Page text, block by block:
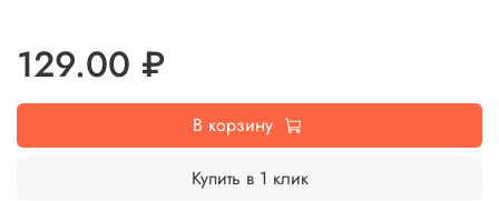
129.00 ₽
В корзину
Купить в 1 клик